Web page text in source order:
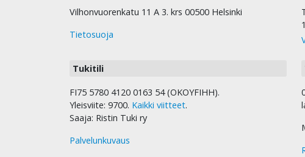
Vilhonvuorenkatu 11 A 3. krs 00500 Helsinki
Tietosuoja
Tukitili
FI75 5780 4120 0163 54 (OKOYFIHH).
Yleisviite: 9700. Kaikki viitteet.
Saaja: Ristin Tuki ry
Palvelunkuvaus